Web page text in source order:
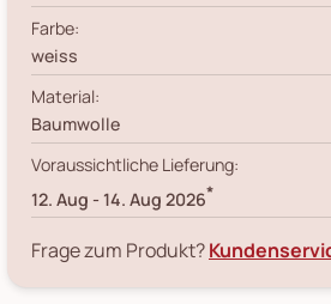
Farbe:
weiss
Material:
Baumwolle
Voraussichtliche Lieferung:
12. Aug - 14. Aug 2026*
Frage zum Produkt?